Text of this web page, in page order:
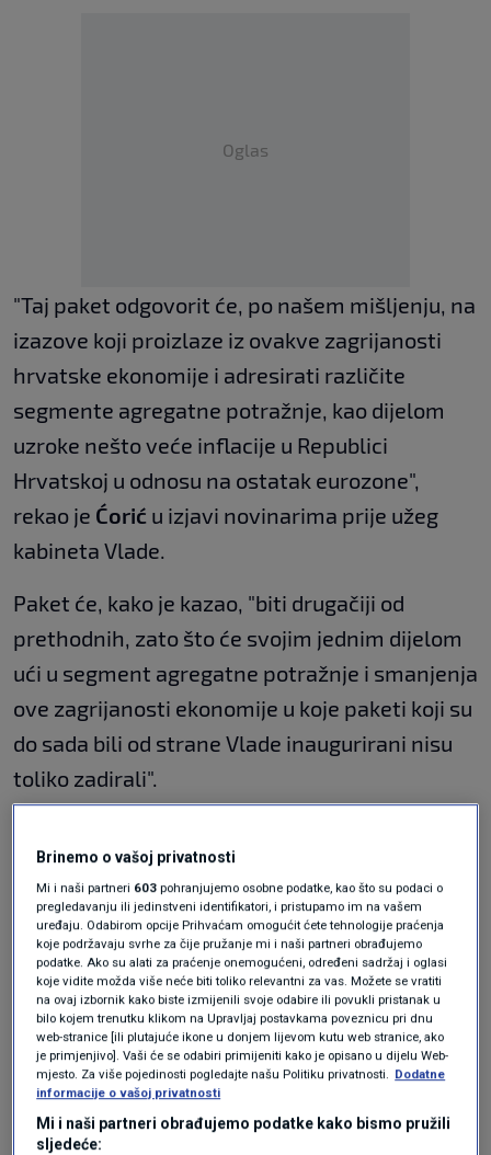
Oglas
"Taj paket odgovorit će, po našem mišljenju, na
izazove koji proizlaze iz ovakve zagrijanosti
hrvatske ekonomije i adresirati različite
segmente agregatne potražnje, kao dijelom
uzroke nešto veće inflacije u Republici
Hrvatskoj u odnosu na ostatak eurozone",
rekao je Ćorić u izjavi novinarima prije užeg
kabineta Vlade.
Paket će, kako je kazao, "biti drugačiji od
prethodnih, zato što će svojim jednim dijelom
ući u segment agregatne potražnje i smanjenja
ove zagrijanosti ekonomije u koje paketi koji su
do sada bili od strane Vlade inaugurirani nisu
toliko zadirali".
je istaknuo kako će se o njemu govoriti sljedeći
tjedan. "On je orijentiran na više sektora, u
smjeru smirivanja zagrijanosti ekonomije.
Držimo da je njegova širina optimalno
određena ali o svemu ćemo imati prilike
razgovarati sljedeći tjedan prilikom njegova
predstavljanja", rekao je.
Eurostat je danas objavio da je Hrvatska u
Brinemo o vašoj privatnosti
Mi i naši partneri 603 pohranjujemo osobne podatke, kao što su podaci o
pregledavanju ili jedinstveni identifikatori, i pristupamo im na vašem
uređaju. Odabirom opcije Prihvaćam omogućit ćete tehnologije praćenja
koje podržavaju svrhe za čije pružanje mi i naši partneri obrađujemo
podatke. Ako su alati za praćenje onemogućeni, određeni sadržaj i oglasi
koje vidite možda više neće biti toliko relevantni za vas. Možete se vratiti
na ovaj izbornik kako biste izmijenili svoje odabire ili povukli pristanak u
bilo kojem trenutku klikom na Upravljaj postavkama poveznicu pri dnu
web-stranice [ili plutajuće ikone u donjem lijevom kutu web stranice, ako
je primjenjivo]. Vaši će se odabiri primijeniti kako je opisano u dijelu Web-
mjesto. Za više pojedinosti pogledajte našu Politiku privatnosti.
Dodatne
informacije o vašoj privatnosti
Mi i naši partneri obrađujemo podatke kako bismo pružili
sljedeće: